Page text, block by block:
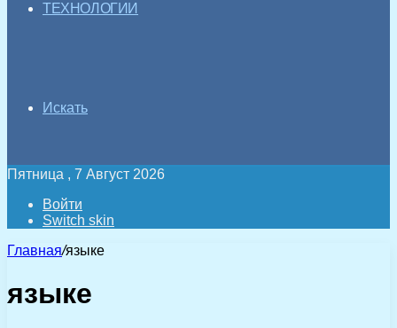
ТЕХНОЛОГИИ
Искать
Пятница , 7 Август 2026
Войти
Switch skin
Главная/языке
языке